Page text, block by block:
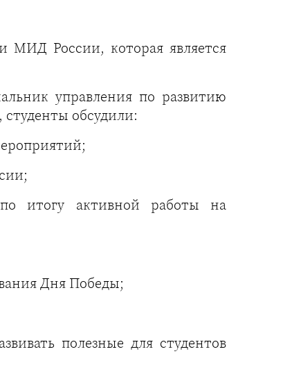
МИД России, которая является
управления по развитию
обсудили:
итогу активной работы на
Дня Победы;
полезные для студентов